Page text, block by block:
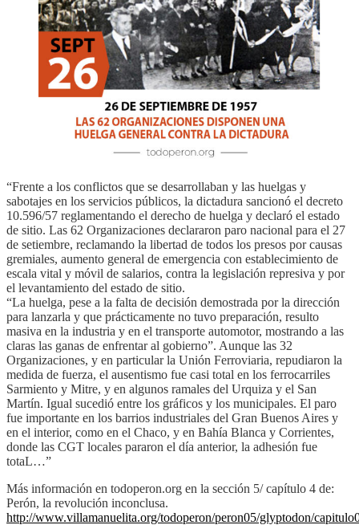
“Frente a los conflictos que se desarrollaban y las huelgas y
sabotajes en los servicios públicos, la dictadura sancionó el decreto
10.596/57 reglamentando el derecho de huelga y declaró el estado
de sitio. Las 62 Organizaciones declararon paro nacional para el 27
de setiembre, reclamando la libertad de todos los presos por causas
gremiales, aumento general de emergencia con establecimiento de
escala vital y móvil de salarios, contra la legislación represiva y por
el levantamiento del estado de sitio.
“La huelga, pese a la falta de decisión demostrada por la dirección
para lanzarla y que prácticamente no tuvo preparación, resulto
masiva en la industria y en el transporte automotor, mostrando a las
claras las ganas de enfrentar al gobierno”. Aunque las 32
Organizaciones, y en particular la Unión Ferroviaria, repudiaron la
medida de fuerza, el ausentismo fue casi total en los ferrocarriles
Sarmiento y Mitre, y en algunos ramales del Urquiza y el San
Martín. Igual sucedió entre los gráficos y los municipales. El paro
fue importante en los barrios industriales del Gran Buenos Aires y
en el interior, como en el Chaco, y en Bahía Blanca y Corrientes,
donde las CGT locales pararon el día anterior, la adhesión fue
totaL…”
Más información en todoperon.org en la sección 5/ capítulo 4 de:
Perón, la revolución inconclusa.
http://www.villamanuelita.org/todoperon/peron05/glyptodon/